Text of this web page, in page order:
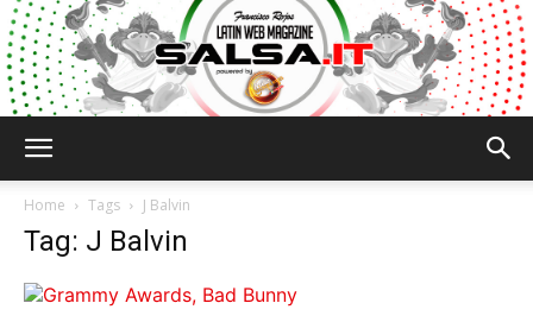
Home Tags J Balvin
Tag: J Balvin